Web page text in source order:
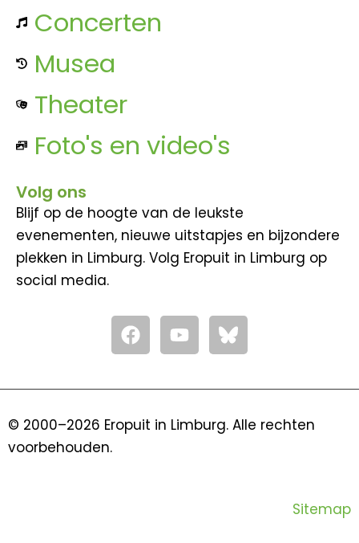
Concerten
Musea
Theater
Foto's en video's
Volg ons
Blijf op de hoogte van de leukste
evenementen, nieuwe uitstapjes en bijzondere
plekken in Limburg. Volg Eropuit in Limburg op
social media.
F
a
c
o
Y
o
u
b
© 2000–2026 Eropuit in Limburg. Alle rechten
voorbehouden.
Sitemap